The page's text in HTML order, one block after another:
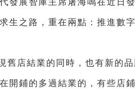
發展智庫主席屠海鳴在近日
生之路，重在兩點：推進數
舊店結業的同時，也有新的
開鋪的多過結業的，有些店